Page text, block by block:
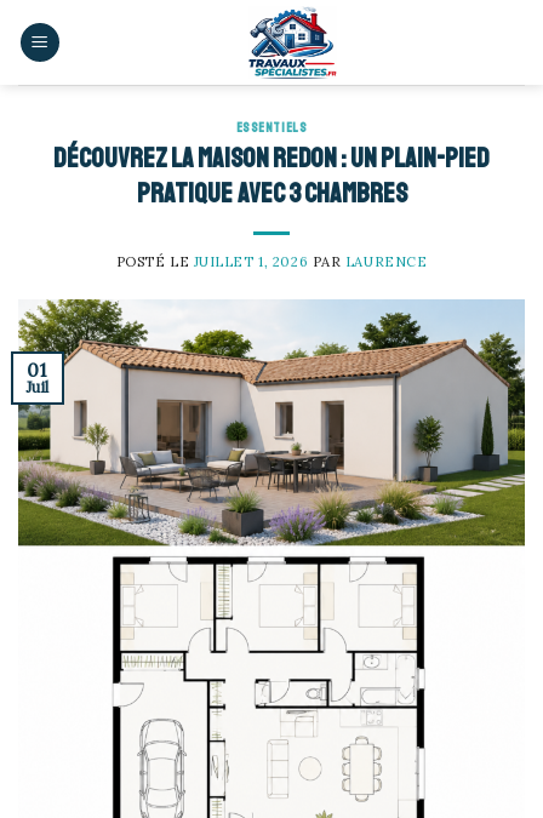
ESSENTIELS
Découvrez la maison Redon : un plain-pied
pratique avec 3 chambres
POSTÉ LE JUILLET 1, 2026 PAR LAURENCE
01
Juil